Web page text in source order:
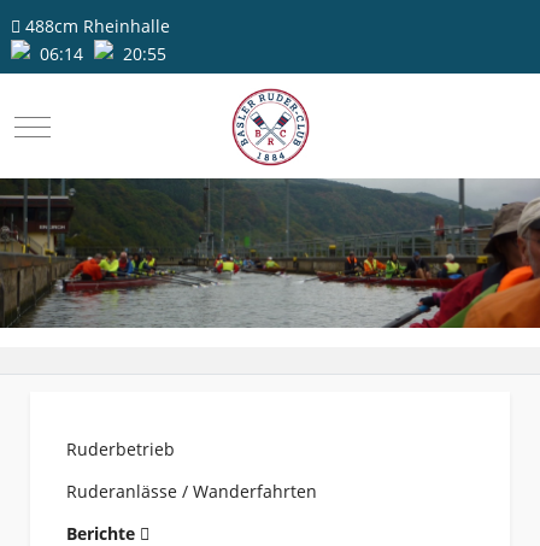
488cm Rheinhalle
06:14
20:55
Mobile Menu Toggle
Ruderbetrieb
Ruderanlässe / Wanderfahrten
Berichte